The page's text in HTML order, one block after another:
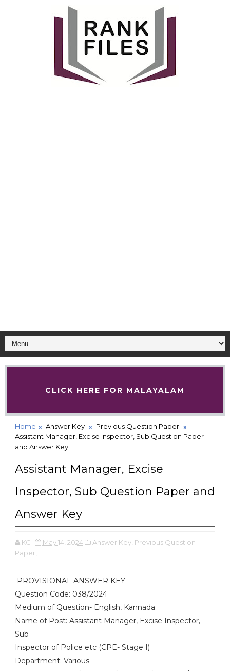
CLICK HERE FOR MALAYALAM
Home Answer Key
Previous Question Paper
Assistant Manager, Excise Inspector, Sub Question Paper
and Answer Key
Assistant Manager, Excise
Inspector, Sub Question Paper and
Answer Key
KG May 14, 2024 Answer Key, Previous Question
Paper,
PROVISIONAL ANSWER KEY
Question Code: 038/2024
Medium of Question- English, Kannada
Name of Post: Assistant Manager, Excise Inspector,
Sub
Inspector of Police etc (CPE- Stage I)
Department: Various